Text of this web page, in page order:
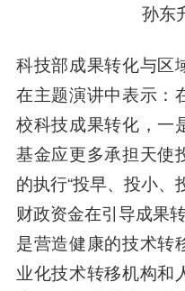
孙东
科技部成果转化与区
在主题演讲中表示：
校科技成果转化，一
基金应更多承担天使
的执行“投早、投小、
财政资金在引导成果
是营造健康的技术转
业化技术转移机构和